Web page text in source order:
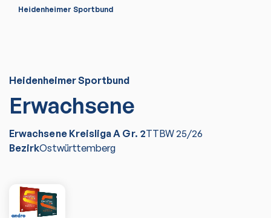
Heidenheimer Sportbund
Heidenheimer Sportbund
Erwachsene
Erwachsene Kreisliga A Gr. 2TTBW25/26
BezirkOstwürttemberg